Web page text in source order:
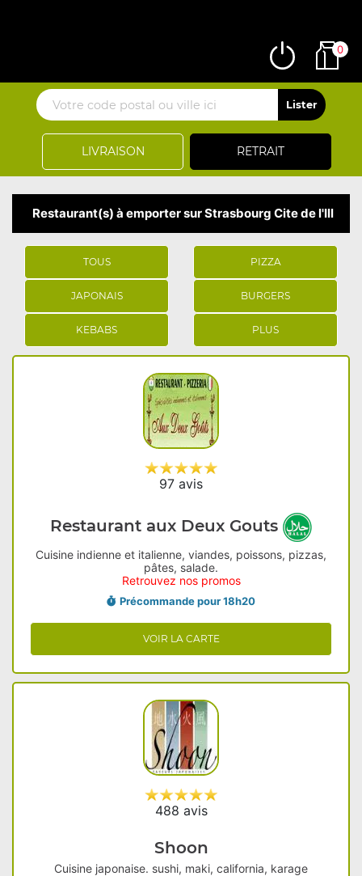
LIVRAISON RETRAIT
0
Restaurant(s) à emporter sur Strasbourg Cite de l'Ill
TOUS PIZZA
JAPONAIS BURGERS
KEBABS PLUS
97 avis
Restaurant aux Deux Gouts
Cuisine indienne et italienne, viandes, poissons, pizzas,
pâtes, salade.
Retrouvez nos promos
Précommande pour 18h20
VOIR LA CARTE
488 avis
Shoon
Cuisine japonaise. sushi, maki, california, karage